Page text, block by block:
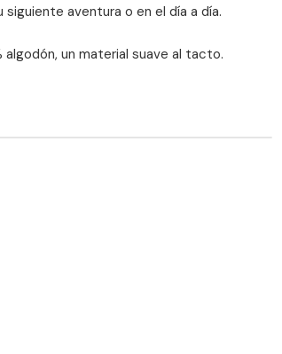
aventura o en el día a día.
un material suave al tacto.